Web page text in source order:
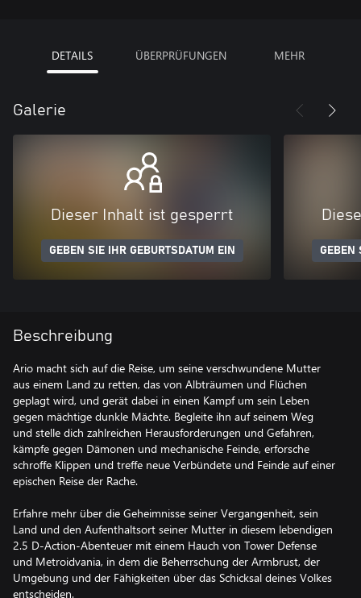
DETAILS ÜBERPRÜFUNGEN MEHR
Galerie
Dieser Inhalt ist gesperrt
GEBEN SIE IHR GEBURTSDATUM EIN GEBEN
Beschreibung
Ario macht sich auf die Reise, um seine verschwundene Mutter
aus einem Land zu retten, das von Albträumen und Flüchen
geplagt wird, und gerät dabei in einen Kampf um sein Leben
gegen mächtige dunkle Mächte. Begleite ihn auf seinem Weg
und stelle dich zahlreichen Herausforderungen und Gefahren,
kämpfe gegen Dämonen und mechanische Feinde, erforsche
schroffe Klippen und treffe neue Verbündete und Feinde auf einer
epischen Reise der Rache.
Erfahre mehr über die Geheimnisse seiner Vergangenheit, sein
Land und den Aufenthaltsort seiner Mutter in diesem lebendigen
2.5 D-Action-Abenteuer mit einem Hauch von Tower Defense
und Metroidvania, in dem die Beherrschung der Armbrust, der
Umgebung und der Fähigkeiten über das Schicksal deines Volkes
entscheiden.